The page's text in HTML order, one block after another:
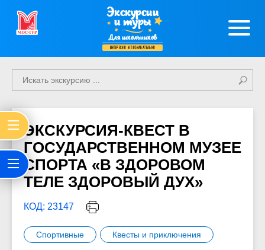
Экскурсии
и туры
Для школьников
интересно и познавательно
ЭКСКУРСИЯ-КВЕСТ В
ГОСУДАРСТВЕННОМ МУЗЕЕ
СПОРТА «В ЗДОРОВОМ
ТЕЛЕ ЗДОРОВЫЙ ДУХ»
КОД: 23147
Спортивные Квесты и приключения